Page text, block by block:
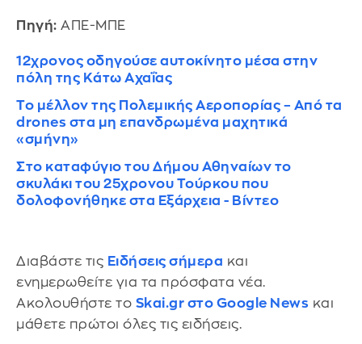
Πηγή: ΑΠΕ-ΜΠΕ
12χρονος οδηγούσε αυτοκίνητο μέσα στην
πόλη της Κάτω Αχαΐας
Το μέλλον της Πολεμικής Αεροπορίας – Από τα
drones στα μη επανδρωμένα μαχητικά
«σμήνη»
Στο καταφύγιο του Δήμου Αθηναίων το
σκυλάκι του 25χρονου Τούρκου που
δολοφονήθηκε στα Εξάρχεια - Βίντεο
Διαβάστε τις Ειδήσεις σήμερα και
ενημερωθείτε για τα πρόσφατα νέα.
Ακολουθήστε το Skai.gr στο Google News και
μάθετε πρώτοι όλες τις ειδήσεις.